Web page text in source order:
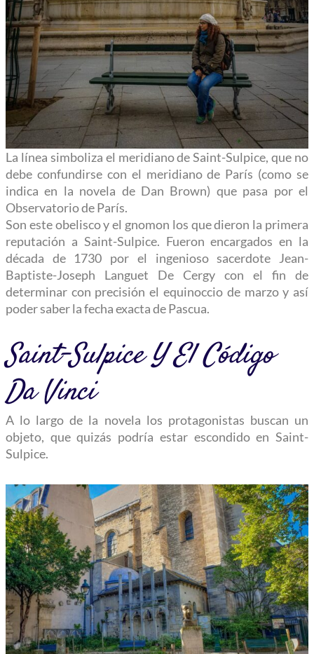
La línea simboliza el meridiano de Saint-Sulpice, que no
debe confundirse con el meridiano de París (como se
indica en la novela de Dan Brown) que pasa por el
Observatorio de París.
Son este obelisco y el gnomon los que dieron la primera
reputación a Saint-Sulpice. Fueron encargados en la
década de 1730 por el ingenioso sacerdote Jean-
Baptiste-Joseph Languet De Cergy con el fin de
determinar con precisión el equinoccio de marzo y así
poder saber la fecha exacta de Pascua.
Saint-Sulpice Y El Código
Da Vinci
A lo largo de la novela los protagonistas buscan un
objeto, que quizás podría estar escondido en Saint-
Sulpice.